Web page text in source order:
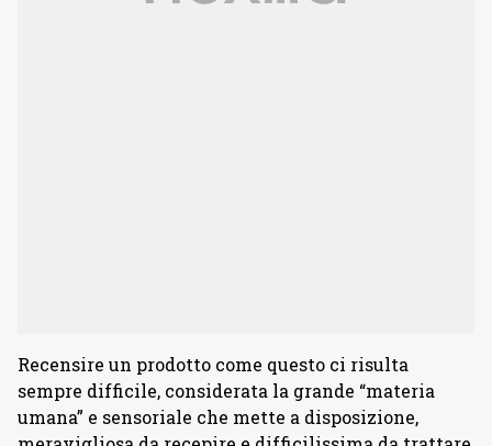
Recensire un prodotto come questo ci risulta
sempre difficile, considerata la grande “materia
umana” e sensoriale che mette a disposizione,